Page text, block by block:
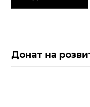
Донат на